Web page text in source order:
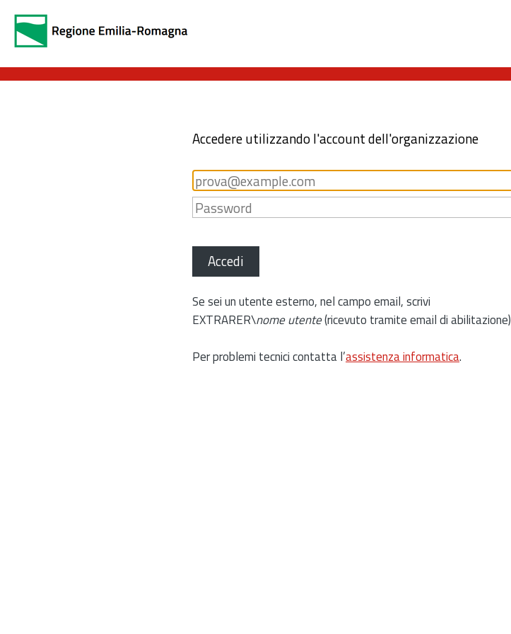
Accedere utilizzando l'account dell'organizzazione
Accedi
Se sei un utente esterno, nel campo email, scrivi
EXTRARER\nome utente(ricevuto tramite email di abilitazione)
Per problemi tecnici contatta l’assistenza informatica.